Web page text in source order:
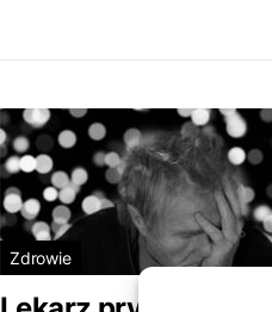
Zdrowie